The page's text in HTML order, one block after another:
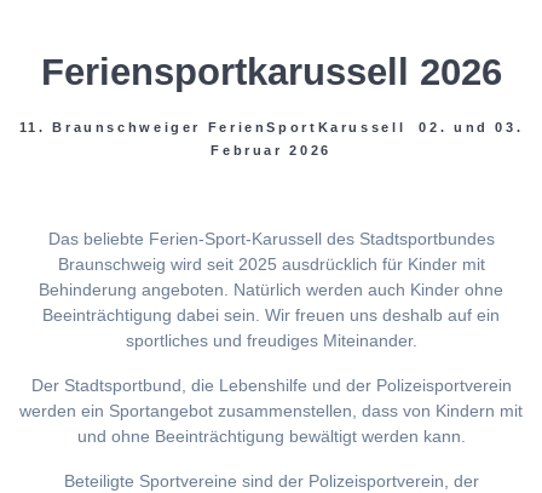
Feriensportkarussell 2026
11. Braunschweiger FerienSportKarussell 02. und 03.
Februar 2026
Das beliebte Ferien-Sport-Karussell des Stadtsportbundes
Braunschweig wird seit 2025 ausdrücklich für Kinder mit
Behinderung angeboten. Natürlich werden auch Kinder ohne
Beeinträchtigung dabei sein. Wir freuen uns deshalb auf ein
sportliches und freudiges Miteinander.
Der Stadtsportbund, die Lebenshilfe und der Polizeisportverein
werden ein Sportangebot zusammenstellen, dass von Kindern mit
und ohne Beeinträchtigung bewältigt werden kann.
Beteiligte Sportvereine sind der Polizeisportverein, der